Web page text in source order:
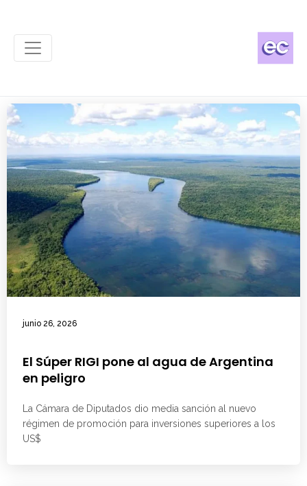
junio 26, 2026
El Súper RIGI pone al agua de Argentina
en peligro
La Cámara de Diputados dio media sanción al nuevo
régimen de promoción para inversiones superiores a los
US$